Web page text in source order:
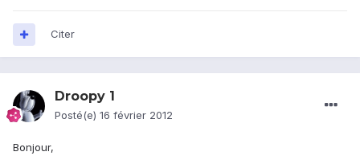
Citer
Droopy 1
Posté(e) 16 février 2012
Bonjour,